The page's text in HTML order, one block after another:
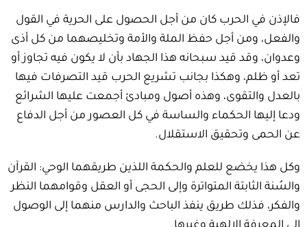
فالإذن في الحرب كان من أجل الحصول على الحرية في القول
والفعل، ومن أجل حفظ الملة والأمة وتخليصهما من كل أذى
وعدوان، وقد قيد سبحانه هذا الجهاد بأن لا يكون فيه تجاوز أو
تعد أو ظلم، وهكذا بجانب تشريع الحرب قيد التصرفات فيها
بالعدل والتقوى، وهذه أصول ومبادئ أجمعت عليها الشرائع
ودعا إليها الحكماء والساسة في كل العصور من أجل الدفاع
عن الحمى وتحقيق الاستقلال.
وكل هذا يخضع للعلم والحكمة اللذين طريقهما الوحي: القرآن
والسُنة الثابتة المتواترة وإلى الحجى أو العقل وقوامهما النظر
والفكر، فذلك طريق ينفذ الباحث والدارس منهما إلى الوصول